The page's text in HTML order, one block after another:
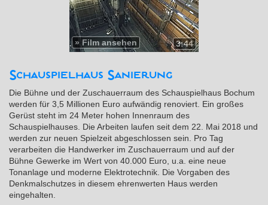
3:44
» Film ansehen
Schauspielhaus Sanierung
Die Bühne und der Zuschauerraum des Schauspielhaus Bochum
werden für 3,5 Millionen Euro aufwändig renoviert. Ein großes
Gerüst steht im 24 Meter hohen Innenraum des
Schauspielhauses. Die Arbeiten laufen seit dem 22. Mai 2018 und
werden zur neuen Spielzeit abgeschlossen sein. Pro Tag
verarbeiten die Handwerker im Zuschauerraum und auf der
Bühne Gewerke im Wert von 40.000 Euro, u.a. eine neue
Tonanlage und moderne Elektrotechnik. Die Vorgaben des
Denkmalschutzes in diesem ehrenwerten Haus werden
eingehalten.